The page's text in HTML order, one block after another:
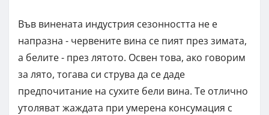
Във винената индустрия сезонността не е
напразна - червените вина се пият през зимата,
а белите - през лятото. Освен това, ако говорим
за лято, тогава си струва да се даде
предпочитание на сухите бели вина. Те отлично
утоляват жаждата при умерена консумация с